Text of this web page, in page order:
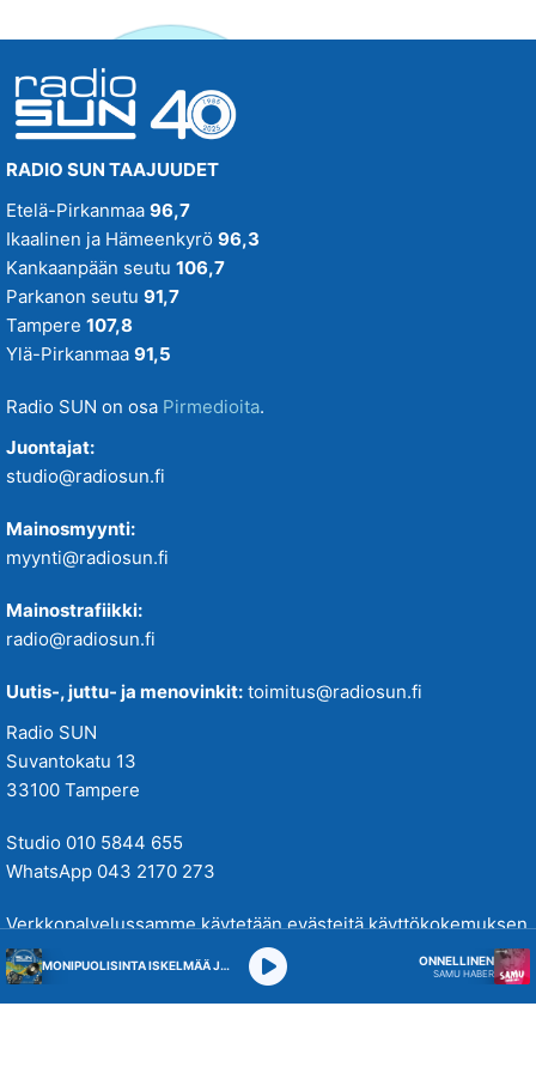
RADIO SUN TAAJUUDET
Etelä-Pirkanmaa 96,7
Ikaalinen ja Hämeenkyrö 96,3
Kankaanpään seutu 106,7
Parkanon seutu 91,7
Tampere 107,8
Ylä-Pirkanmaa 91,5
Radio SUN on osa Pirmedioita.
Juontajat:
studio@radiosun.fi
Mainosmyynti:
myynti@radiosun.fi
Mainostrafiikki:
radio@radiosun.fi
Uutis-, juttu- ja menovinkit: toimitus@radiosun.fi
Radio SUN
Suvantokatu 13
33100 Tampere
Studio 010 5844 655
WhatsApp 043 2170 273
Verkkopalvelussamme käytetään evästeitä käyttökokemuksen
parantamiseksi. Tutustu tietosuojakäytäntöihimmetäällä.
MONIPUOLISINTA ISKELMÄÄ JA PARASTA POPPIA ONNELLINEN
SAMU HABER